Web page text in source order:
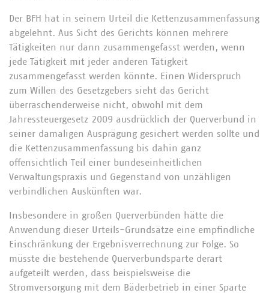
Der BFH hat in seinem Urteil die Kettenzusammenfassung
abgelehnt. Aus Sicht des Gerichts können mehrere
Tätigkeiten nur dann zusammengefasst werden, wenn
jede Tätigkeit mit jeder anderen Tätigkeit
zusammengefasst werden könnte. Einen Widerspruch
zum Willen des Gesetzgebers sieht das Gericht
überraschenderweise nicht, obwohl mit dem
Jahressteuergesetz 2009 ausdrücklich der Querverbund in
seiner damaligen Ausprägung gesichert werden sollte und
die Kettenzusammenfassung bis dahin ganz
offensichtlich Teil einer bundeseinheitlichen
Verwaltungspraxis und Gegenstand von unzähligen
verbindlichen Auskünften war.
Insbesondere in großen Querverbünden hätte die
Anwendung dieser Urteils-Grundsätze eine empfindliche
Einschränkung der Ergebnisverrechnung zur Folge. So
müsste die bestehende Querverbundsparte derart
aufgeteilt werden, dass beispielsweise die
Stromversorgung mit dem Bäderbetrieb in einer Sparte